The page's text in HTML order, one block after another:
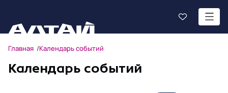
Главная Календарь событий
Календарь событий